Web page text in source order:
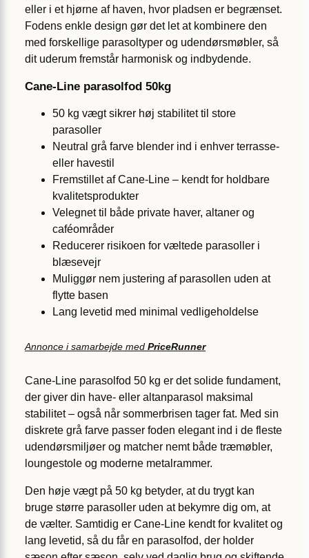
eller i et hjørne af haven, hvor pladsen er begrænset.
Fodens enkle design gør det let at kombinere den
med forskellige parasoltyper og udendørsmøbler, så
dit uderum fremstår harmonisk og indbydende.
Cane-Line parasolfod 50kg
50 kg vægt sikrer høj stabilitet til store
parasoller
Neutral grå farve blender ind i enhver terrasse-
eller havestil
Fremstillet af Cane-Line – kendt for holdbare
kvalitetsprodukter
Velegnet til både private haver, altaner og
caféområder
Reducerer risikoen for væltede parasoller i
blæsevejr
Muliggør nem justering af parasollen uden at
flytte basen
Lang levetid med minimal vedligeholdelse
Annonce i samarbejde med PriceRunner
Cane-Line parasolfod 50 kg er det solide fundament,
der giver din have- eller altanparasol maksimal
stabilitet – også når sommerbrisen tager fat. Med sin
diskrete grå farve passer foden elegant ind i de fleste
udendørsmiljøer og matcher nemt både træmøbler,
loungestole og moderne metalrammer.
Den høje vægt på 50 kg betyder, at du trygt kan
bruge større parasoller uden at bekymre dig om, at
de vælter. Samtidig er Cane-Line kendt for kvalitet og
lang levetid, så du får en parasolfod, der holder